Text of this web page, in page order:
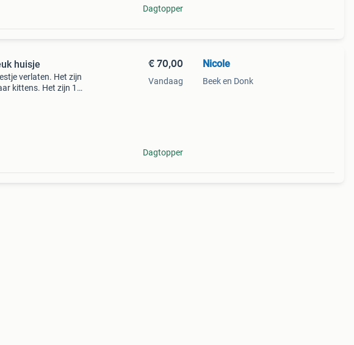
Dagtopper
huisje
verlaten. Het zijn
kittens. Het zijn 1
€ 70,00
Vandaag
Dagtopper
Nicole
Beek en Donk